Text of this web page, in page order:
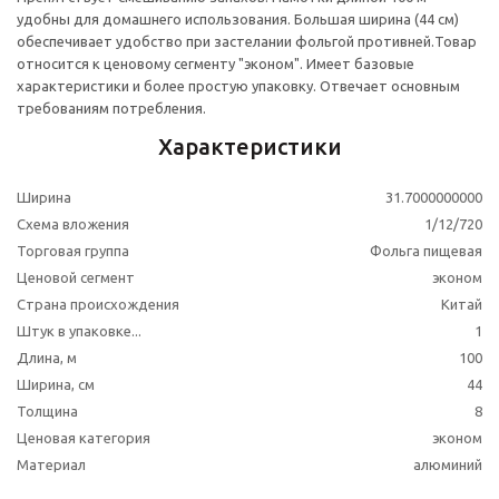
удобны для домашнего использования. Большая ширина (44 см)
обеспечивает удобство при застелании фольгой противней.Товар
относится к ценовому сегменту "эконом". Имеет базовые
характеристики и более простую упаковку. Отвечает основным
требованиям потребления.
Характеристики
Ширина
31.7000000000
Схема вложения
1/12/720
Торговая группа
Фольга пищевая
Ценовой сегмент
эконом
Страна происхождения
Китай
Штук в упаковке...
1
Длина, м
100
Ширина, см
44
Толщина
8
Ценовая категория
эконом
Материал
алюминий